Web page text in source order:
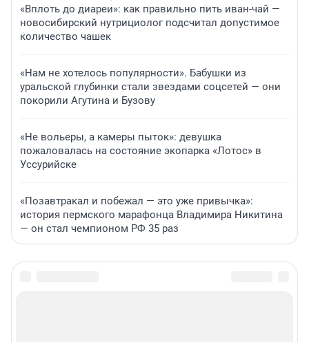
«Вплоть до диареи»: как правильно пить иван-чай —
новосибирский нутрициолог подсчитал допустимое
количество чашек
«Нам не хотелось популярности». Бабушки из
уральской глубинки стали звездами соцсетей — они
покорили Агутина и Бузову
«Не вольеры, а камеры пыток»: девушка
пожаловалась на состояние экопарка «Лотос» в
Уссурийске
«Позавтракал и побежал — это уже привычка»:
история пермского марафонца Владимира Никитина
— он стал чемпионом РФ 35 раз